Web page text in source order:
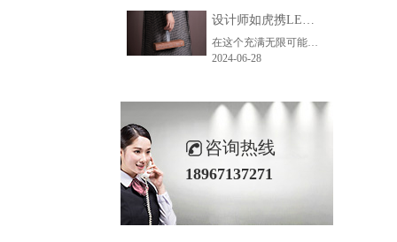
设计师如虎携LEMONLEE红雪松礼盒荣获第六届未来·已来香港新锐当代设计奖铜奖
在这个充满无限可能的2024年夏季，LEMONLEE品牌设计师如虎以其非凡的创意与对自然的深刻理解，精心打造的红雪松木球礼盒，在“2024未来·已来——第六届香港新锐当代设计奖”中摘得铜奖。这不仅是对设计师如虎原创设计能力的嘉奖，更是对LEMONLEE品牌的高度认可。
2024-06-28
咨询热线
18967137271